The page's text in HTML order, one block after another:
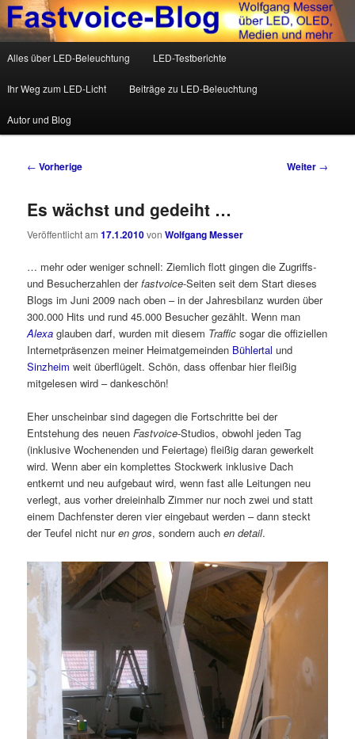
Fastvoice-Blog
Wolfgang Messer über LED, OLED, Medien und mehr
Zum Inhalt wechseln
Zum sekundären Inhalt wechseln
Alles über LED-Beleuchtung LED-Testberichte
Ihr Weg zum LED-Licht Beiträge zu LED-Beleuchtung
Autor und Blog
Beitrags-Navigation
← Vorherige Weiter →
Es wächst und gedeiht …
Veröffentlicht am17.1.2010vonWolfgang Messer
… mehr oder weniger schnell: Ziemlich flott gingen die Zugriffs-
und Besucherzahlen derfastvoice-Seiten seit dem Start dieses
Blogs im Juni 2009 nach oben – in der Jahresbilanz wurden über
300.000 Hits und rund 45.000 Besucher gezählt. Wenn man
Alexa glauben darf, wurden mit diesem Traffic sogar die offiziellen
Internetpräsenzen meiner Heimatgemeinden Bühlertal und
Sinzheim weit überflügelt. Schön, dass offenbar hier fleißig
mitgelesen wird – dankeschön!
Eher unscheinbar sind dagegen die Fortschritte bei der
Entstehung des neuenFastvoice-Studios, obwohl jeden Tag
(inklusive Wochenenden und Feiertage) fleißig daran gewerkelt
wird. Wenn aber ein komplettes Stockwerk inklusive Dach
entkernt und neu aufgebaut wird, wenn fast alle Leitungen neu
verlegt, aus vorher dreieinhalb Zimmer nur noch zwei und statt
einem Dachfenster deren vier eingebaut werden – dann steckt
der Teufel nicht nuren gros, sondern auchen detail.